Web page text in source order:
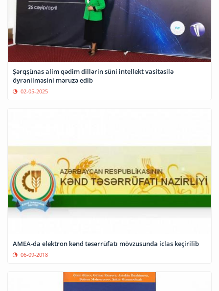
Şərqşünas alim qədim dillərin süni intellekt vasitəsilə
öyrənilməsini məruzə edib
02-05-2025
AMEA-da elektron kənd təsərrüfatı mövzusunda iclas keçirilib
06-09-2018